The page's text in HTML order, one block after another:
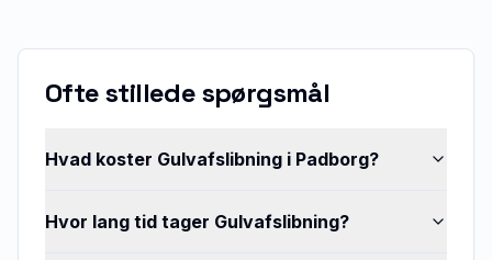
Ofte stillede spørgsmål
Hvad koster Gulvafslibning i Padborg?
Hvor lang tid tager Gulvafslibning?